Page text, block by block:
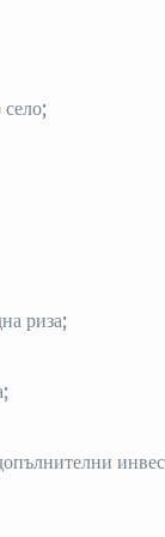
риза;